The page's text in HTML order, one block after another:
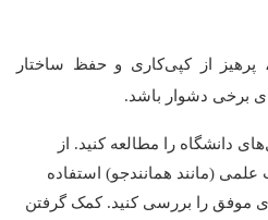
از کپی‌کاری و حفظ ساختار
برخی دشوار باشد.
دانشگاه را مطالعه کنید. از
(مانند همانندجو) استفاده
موفق را بررسی کنید. کمک گرفتن